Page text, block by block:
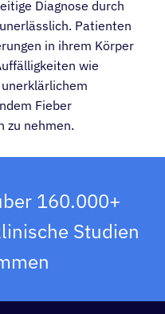
Diagnose durch
Patienten
in ihrem Körper
wie
Fieber
zu nehmen.
160.000+
Studien